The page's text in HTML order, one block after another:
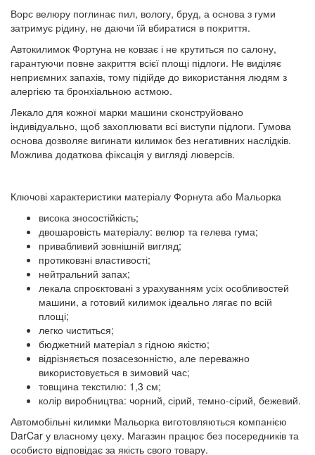
Ворс велюру поглинає пил, вологу, бруд, а основа з гуми
затримує рідину, не даючи їй вбиратися в покриття.
Автокилимок Фортуна не ковзає і не крутиться по салону,
гарантуючи повне закриття всієї площі підлоги. Не виділяє
неприємних запахів, тому підійде до використання людям з
алергією та бронхіальною астмою.
Лекало для кожної марки машини сконструйовано
індивідуально, щоб захоплювати всі виступи підлоги. Гумова
основа дозволяє вигинати килимок без негативних наслідків.
Можлива додаткова фіксація у вигляді люверсів.
Ключові характеристики матеріалу Форнута або Мальорка
висока зносостійкість;
двошаровість матеріалу: велюр та гелева гума;
привабливий зовнішній вигляд;
протиковзні властивості;
нейтральний запах;
лекала спроєктовані з урахуванням усіх особливостей
машини, а готовий килимок ідеально лягає по всій
площі;
легко чиститься;
бюджетний матеріал з гідною якістю;
відрізняється позасезонністю, але переважно
використовується в зимовий час;
товщина текстилю: 1,3 см;
колір виробництва: чорний, сірий, темно-сірий, бежевий.
Автомобільні килимки Мальорка виготовляються компанією
DarCar у власному цеху. Магазин працює без посередників та
особисто відповідає за якість свого товару.